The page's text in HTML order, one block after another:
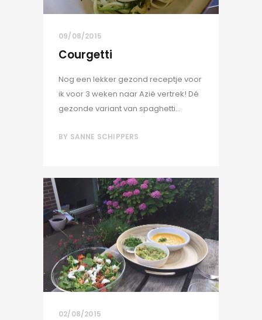
09/08/2015
Courgetti
Nog een lekker gezond receptje voor
ik voor 3 weken naar Azië vertrek! Dé
gezonde variant van spaghetti...
BY SANNE SCHIPPERS
02/08/2015